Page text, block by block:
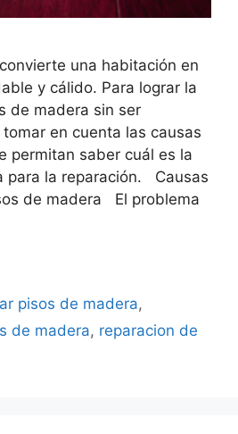
una habitación en
y cálido. Para lograr la
de madera sin ser
en cuenta las causas
permitan saber cuál es la
para la reparación. Causas
de madera El problema
pisos de madera,
de madera, reparacion de